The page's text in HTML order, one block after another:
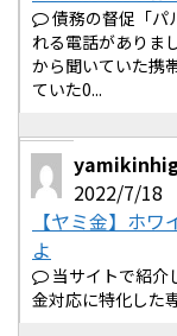
債務の督促「パ
れる電話がありま
から聞いていた携
ていた0...
2022/7/18
【ヤミ金】ホ
よ
当サイトで紹介
金対応に特化した